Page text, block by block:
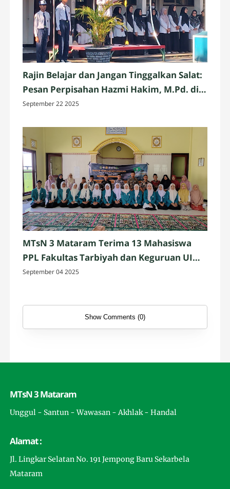
Rajin Belajar dan Jangan Tinggalkan Salat:
Pesan Perpisahan Hazmi Hakim, M.Pd. di
MTsN 3 Mataram
September 22 2025
MTsN 3 Mataram Terima 13 Mahasiswa
PPL Fakultas Tarbiyah dan Keguruan UIN
Mataram
September 04 2025
Show Comments (0)
MTsN 3 Mataram
Unggul - Santun - Wawasan - Akhlak - Handal
Alamat :
Jl. Lingkar Selatan No. 191 Jempong Baru Sekarbela
Mataram